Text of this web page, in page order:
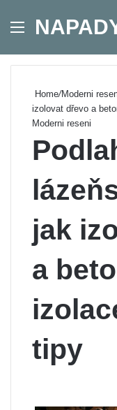
Menu
Home/Moderni
izolovat dřevo a
Moderni reseni
jak
a
tipy